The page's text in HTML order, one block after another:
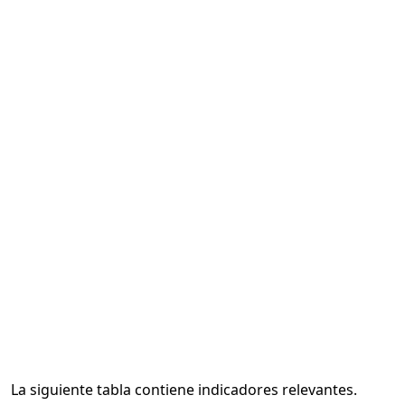
La siguiente tabla contiene indicadores relevantes.